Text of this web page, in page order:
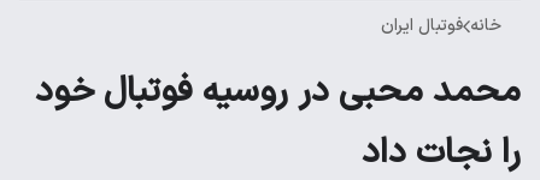
خانه فوتبال ایران
محمد محبی در روسیه فوتبال خود
را نجات داد